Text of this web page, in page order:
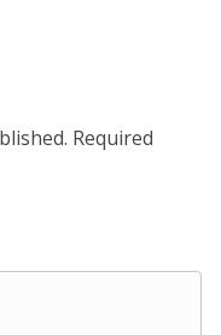
Required